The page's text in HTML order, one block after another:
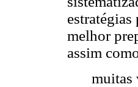
estratégias
melhor
assim
muitas